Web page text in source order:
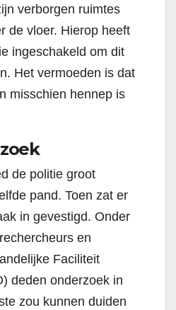
verborgen ruimtes
de vloer. Hierop heeft
ingeschakeld om dit
Het vermoeden is dat
misschien hennep is
de politie groot
pand. Toen zat er
in gevestigd. Onder
en
Faciliteit
deden onderzoek in
zou kunnen duiden